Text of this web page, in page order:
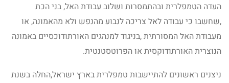
העדה הטמפלרית ובהתמסרות ושלוב עבודת האל, בני הכת
,שחשבו כי עבודה לאל צריכה לנבוע מהנפש ולא מהאמונה, או
מעבודת האל המסורתית ,בניגוד למנהגים האורתודוכסיים באמונה
הנוצרית האורתודוקסית או הפרוטסטנטית.
ניצנים ראשונים להתיישבות טמפלרית בארץ ישראל,החלה בשנת